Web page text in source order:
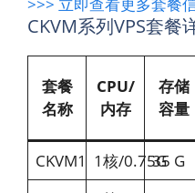
>>> 立即查看更多套餐
CKVM系列VPS套餐
套餐
名称
CPU/
内存
存储
容量
CKVM1 1核/0.75G35 G